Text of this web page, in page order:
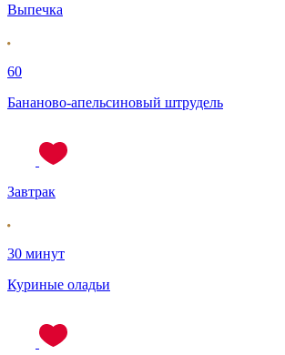
Выпечка
60
Бананово-апельсиновый штрудель
Завтрак
30 минут
Куриные оладьи